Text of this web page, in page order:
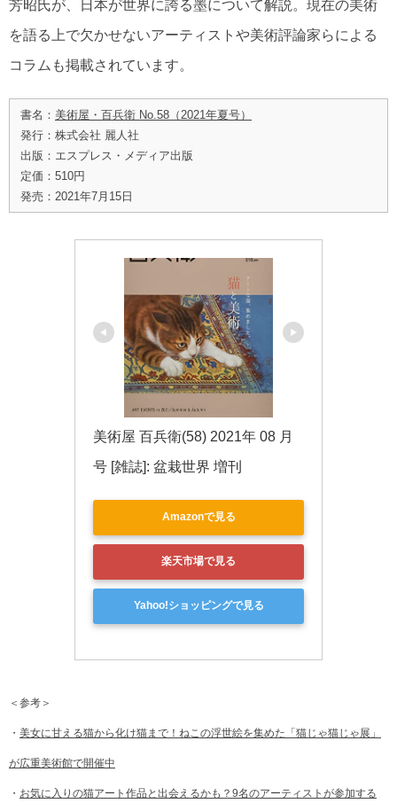
芳昭氏が、日本が世界に誇る墨について解説。現在の美術
を語る上で欠かせないアーティストや美術評論家らによる
コラムも掲載されています。
書名： 美術屋・百兵衛 No.58（2021年夏号）
発行：株式会社 麗人社
出版：エスプレス・メディア出版
定価：510円
発売：2021年7月15日
美術屋 百兵衛(58) 2021年 08 月
号 [雑誌]: 盆栽世界 増刊
Amazonで見る
楽天市場で見る
Yahoo!ショッピングで見る
＜参考＞
・ 美女に甘える猫から化け猫まで！ねこの浮世絵を集めた「猫じゃ猫じゃ展」
が広重美術館で開催中
・ お気に入りの猫アート作品と出会えるかも？9名のアーティストが参加する